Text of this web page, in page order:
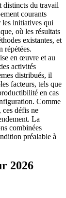
distincts du travail
courants
les initiatives qui
où les résultats
existantes, et
répétées.
en œuvre et au
activités
distribués, il
facteurs, tels que
en cas
Comme
ces défis ne
La
combinées
préalable à
2026